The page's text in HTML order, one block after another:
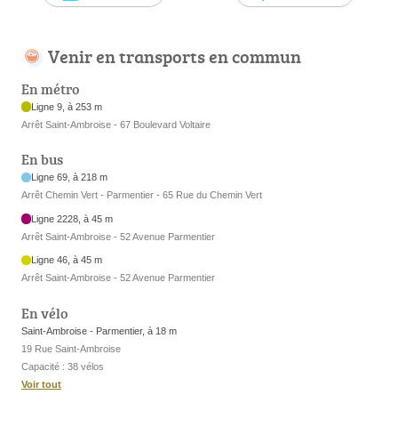
Venir en transports en commun
En métro
Ligne 9, à 253 m
Arrêt Saint-Ambroise - 67 Boulevard Voltaire
En bus
Ligne 69, à 218 m
Arrêt Chemin Vert - Parmentier - 65 Rue du Chemin Vert
Ligne 2228, à 45 m
Arrêt Saint-Ambroise - 52 Avenue Parmentier
Ligne 46, à 45 m
Arrêt Saint-Ambroise - 52 Avenue Parmentier
En vélo
Saint-Ambroise - Parmentier, à 18 m
19 Rue Saint-Ambroise
Capacité : 38 vélos
Voir tout